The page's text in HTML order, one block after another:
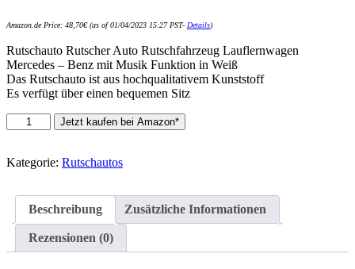
Amazon.de Price: 48,70€(as of 01/04/2023 15:27 PST- Details)
Rutschauto Rutscher Auto Rutschfahrzeug Lauflernwagen
Mercedes – Benz mit Musik Funktion in Weiß
Das Rutschauto ist aus hochqualitativem Kunststoff
Es verfügt über einen bequemen Sitz
Toyas
Kinder
Rutscher
Rutschfahrzeug
Kinderlauflernauto
Fahrzeug
Mercedes
Jetzt kaufen bei Amazon*
Kategorie: Rutschautos
Beschreibung Zusätzliche Informationen
Rezensionen (0)